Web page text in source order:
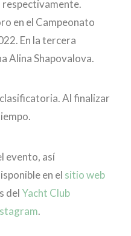
respectivamente.
en el Campeonato
En la tercera
Alina Shapovalova.
Al finalizar
evento, así
en el sitio web
del Yacht Club
.